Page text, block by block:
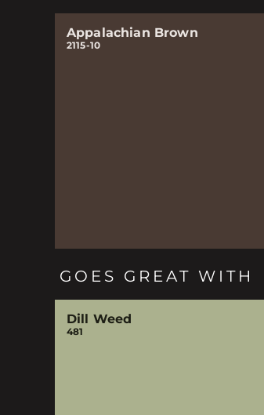
Appalachian Brown
2115-10
GOES GREAT WITH
Dill Weed
481